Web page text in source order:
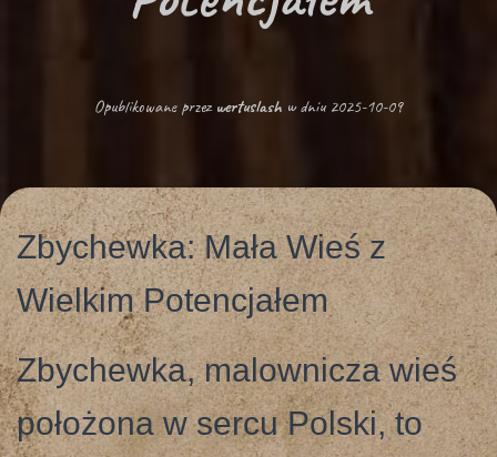
A
C
J
Ę
Opublikowane przez wertuslash w dniu 2025-10-09
Zbychewka: Mała Wieś z
Wielkim Potencjałem
Zbychewka, malownicza wieś
położona w sercu Polski, to